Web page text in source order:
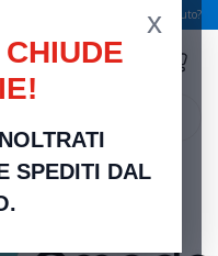
Serve aiuto?
x
SPEDITI DAL
| Router, Switch, Modem e
Indoor/Outdoor 2-pack -